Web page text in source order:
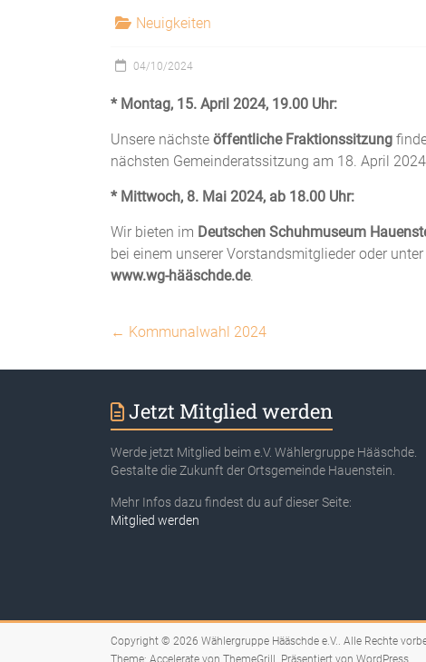
Neuigkeiten
04/10/2024
* Montag, 15. April 2024, 19.00 Uhr:
Unsere nächste öffentliche Fraktionssitzung
nächsten Gemeinderatssitzung am 18. April
* Mittwoch, 8. Mai 2024, ab 18.00 Uhr:
Wir bieten im Deutschen Schuhmuseum
bei einem unserer Vorstandsmitglieder oder unter
www.wg-hääschde.de.
← Kommunalwahl 2024
Jetzt Mitglied werden
Werde jetzt Mitglied beim e.V. Wählergruppe Hääschde.
Gestalte die Zukunft der Ortsgemeinde Hauenstein.
Mehr Infos dazu findest du auf dieser Seite:
Mitglied werden
Copyright © 2026 Wählergruppe Hääschde e.V.. Alle Rechte
Theme: Accelerate von ThemeGrill. Präsentiert von WordPress